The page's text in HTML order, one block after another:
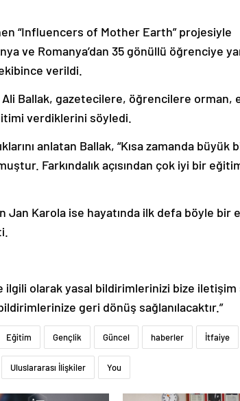
“Influencers of Mother Earth” projesiyle
ve Romanya’dan 35 gönüllü öğrenciye
verildi.
Ballak, gazetecilere, öğrencilere orman,
verdiklerini söyledi.
anlatan Ballak, “Kısa zamanda büyük
Farkındalık açısından çok iyi bir
Jan Karola ise hayatında ilk defa böyle bir
ilgili olarak yasal bildirimlerinizi bize iletişim
geri dönüş sağlanılacaktır.”
Eğitim Gençlik Güncel haberler İtfaiye
Uluslararası İlişkiler You